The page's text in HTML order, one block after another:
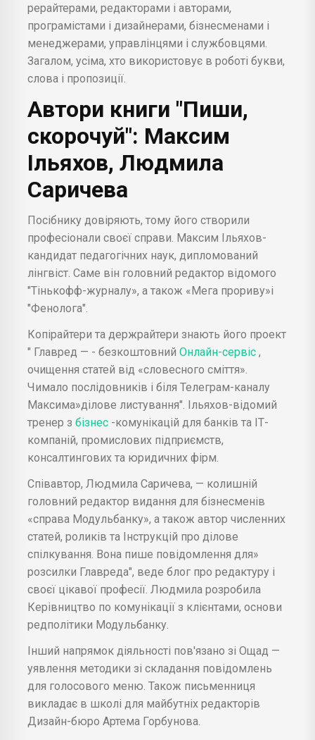
рерайтерами, редакторами і авторами,
програмістами і дизайнерами, бізнесменами і
менеджерами, управлінцями і службовцями.
Загалом, усіма, хто використовує в роботі букви,
слова і пропозиції.
Автори книги "Пиши,
скорочуй": Максим
Ільяхов, Людмила
Саричева
Посібнику довіряють, тому його створили
професіонали своєї справи. Максим Ільяхов-
кандидат педагогічних наук, дипломований
лінгвіст. Саме він головний редактор відомого
"Тінькофф-журналу», а також «Мега прориву»і
"Фенолога".
Копірайтери та держрайтери знають його проект
" Главред — - безкоштовний Онлайн-сервіс ,
очищення статей від «словесного сміття».
Чимало послідовників і біля Телеграм-каналу
Максима»ділове листування". Ільяхов-відомий
тренер з бізнес -комунікацій для банків та ІТ-
компаній, промислових підприємств,
консалтингових та юридичних фірм.
Співавтор, Людмила Саричева, — колишній
головний редактор видання для бізнесменів
«справа Модульбанку», а також автор численних
статей, роликів та Інструкцій про ділове
спілкування. Вона пише повідомлення для»
розсилки Главреда", веде блог про редактуру і
своєї цікавої професії. Людмила розробила
Керівництво по комунікації з клієнтами, основи
редполітики Модульбанку.
Інший напрямок діяльності пов'язано зі Ощад —
уявлення методики зі складання повідомлень
для голосового меню. Також письменниця
викладає в школі для майбутніх редакторів
Дизайн-бюро Артема Горбунова.